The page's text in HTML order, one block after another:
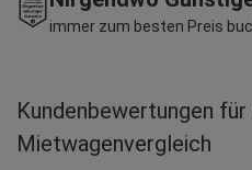
immer zum besten Preis
Kundenbewertungen für
Mietwagenvergleich